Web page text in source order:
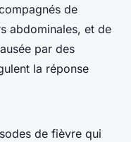
de
abdominales, et de
par des
la réponse
de fièvre qui